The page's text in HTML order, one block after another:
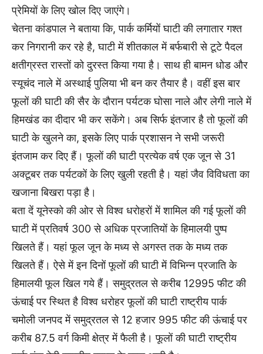
प्रेमियों के लिए खोल दिए जाएंगे।
चेतना कांडपाल ने बताया कि, पार्क कर्मियों घाटी की लगातार गश्त
कर निगरानी कर रहे है, घाटी में शीतकाल में बर्फबारी से टूटे पैदल
क्षतीग्रस्त रास्तों को दुरस्त किया गया है। साथ ही बामन धोड और
स्यूचंद नाले में अस्थाई पुलिया भी बन कर तैयार है। वहीं इस बार
फूलों की घाटी की सैर के दौरान पर्यटक घोसा नाले और लेगी नाले में
हिमखंड का दीदार भी कर सकेंगे। अब सिर्फ इंतजार है तो फूलों की
घाटी के खुलने का, इसके लिए पार्क प्रशासन ने सभी जरूरी
इंतजाम कर दिए हैं। फूलों की घाटी प्रत्येक वर्ष एक जून से 31
अक्टूबर तक पर्यटकों के लिए खुली रहती है। यहां जैव विविधता का
खजाना बिखरा पड़ा है।
बता दें यूनेस्को की ओर से विश्व धरोहरों में शामिल की गई फूलों की
घाटी में प्रतिवर्ष 300 से अधिक प्रजातियों के हिमालयी पुष्प
खिलते हैं। यहां फूल जून के मध्य से अगस्त तक के मध्य तक
खिलते हैं। ऐसे में इन दिनों फूलों की घाटी में विभिन्न प्रजाति के
हिमालयी फूल खिल गये हैं। समुद्रतल से करीब 12995 फीट की
ऊंचाई पर स्थित है विश्व धरोहर फूलों की घाटी राष्ट्रीय पार्क
चमोली जनपद में समुद्रतल से 12 हजार 995 फीट की ऊंचाई पर
करीब 87.5 वर्ग किमी क्षेत्र में फैली है। फूलों की घाटी राष्ट्रीय